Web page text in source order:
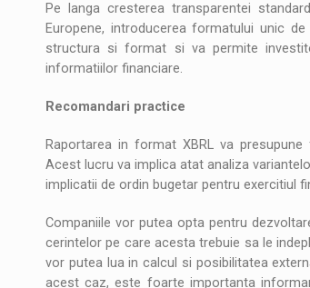
Pe langa cresterea transparentei
Europene, introducerea formatului unic
structura si format si va permite
informatiilor financiare.
Recomandari practice
Raportarea in format XBRL va
Acest lucru va implica atat analiza
implicatii de ordin bugetar pentru exercitiul
Companiile vor putea opta pentru
cerintelor pe care acesta trebuie sa le
vor putea lua in calcul si posibilitatea
acest caz, este foarte importanta